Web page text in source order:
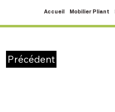
Accueil Mobilier Pliant
Précédent